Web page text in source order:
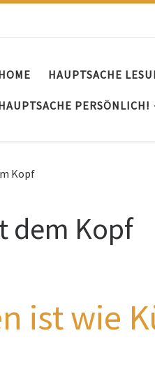
HAUPTSACHE
PERSÖNLICH!
Kopf
dem Kopf
ist wie